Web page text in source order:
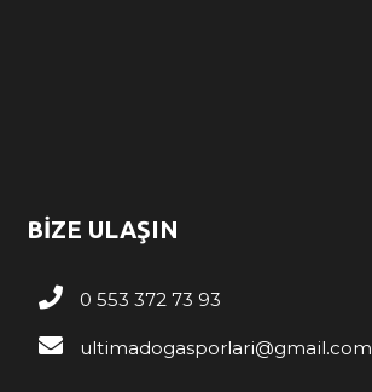
BİZE ULAŞIN
0 553 372 73 93
ultimadogasporlari@gmail.com